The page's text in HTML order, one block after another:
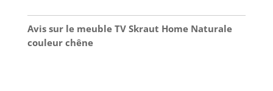
Avis sur le meuble TV Skraut Home Naturale
couleur chêne